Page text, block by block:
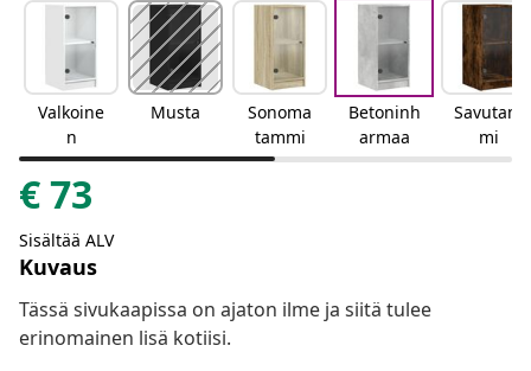
Valkoine
n
Musta
Sonoma
tammi
Betoninh
armaa
Savutam
mi
€73
Sisältää ALV
Kuvaus
Tässä sivukaapissa on ajaton ilme ja siitä tulee
erinomainen lisä kotiisi.